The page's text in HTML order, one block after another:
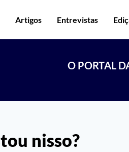
Artigos Entrevistas
O PORTAL
nisso?